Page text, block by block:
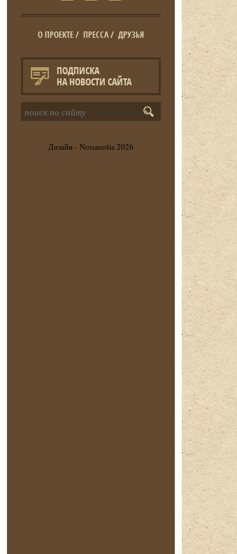
О ПРОЕКТЕ/ ПРЕССА/ ДРУЗЬЯ
ПОДПИСКА
НА НОВОСТИ САЙТА
Дизайн - Notamedia 2026